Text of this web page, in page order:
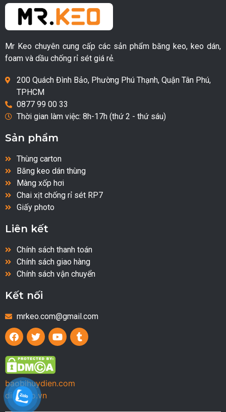
Mr Keo chuyên cung cấp các sản phẩm băng keo, keo dán,
foam và dầu chống rỉ sét giá rẻ.
200 Quách Đình Bảo, Phường Phú Thạnh, Quận Tân Phú,
TPHCM
0877 99 00 33
Thời gian làm việc: 8h-17h (thứ 2 - thứ sáu)
Sản phẩm
Thùng carton
Băng keo dán thùng
Màng xốp hơi
Chai xịt chống rỉ sét RP7
Giấy photo
Liên kết
Chính sách thanh toán
Chính sách giao hàng
Chính sách vận chuyển
Kết nối
mrkeo.com@gmail.com
baobihuydien.com
dinhbao.vn